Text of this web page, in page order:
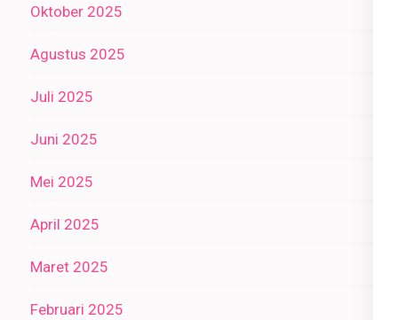
Oktober 2025
Agustus 2025
Juli 2025
Juni 2025
Mei 2025
April 2025
Maret 2025
Februari 2025